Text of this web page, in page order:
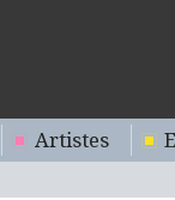
Artistes